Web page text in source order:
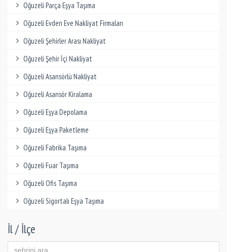
Oğuzeli Parça Eşya Taşıma
Oğuzeli Evden Eve Nakliyat Firmaları
Oğuzeli Şehirler Arası Nakliyat
Oğuzeli Şehir İçi Nakliyat
Oğuzeli Asansörlü Nakliyat
Oğuzeli Asansör Kiralama
Oğuzeli Eşya Depolama
Oğuzeli Eşya Paketleme
Oğuzeli Fabrika Taşıma
Oğuzeli Fuar Taşıma
Oğuzeli Ofis Taşıma
Oğuzeli Sigortalı Eşya Taşıma
İl / İlçe